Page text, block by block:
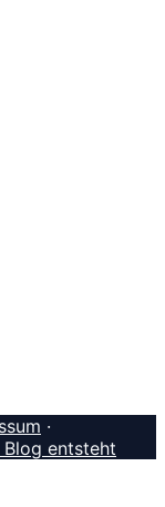
·
entsteht